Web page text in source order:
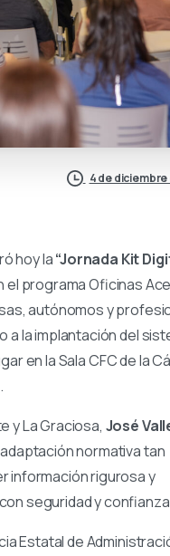
4 de
hoy la“Jornada Kit
el programa Oficinas
autónomos y
la implantación del
en la Sala CFC de la
y La Graciosa, José
normativa tan
información rigurosa y
seguridad y
Estatal de